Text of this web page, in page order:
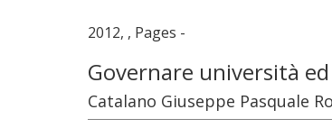
2012, , Pages -
Governare università
Catalano Giuseppe Pasquale